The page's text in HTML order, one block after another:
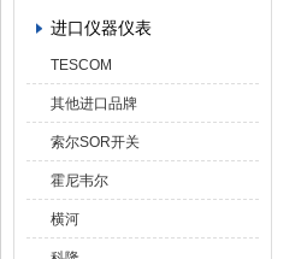
进口仪器仪表
TESCOM
其他进口品牌
索尔SOR开关
霍尼韦尔
横河